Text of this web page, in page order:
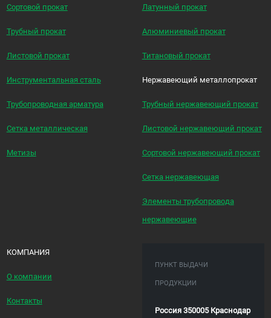
Сортовой прокат
Трубный прокат
Листовой прокат
Инструментальная сталь
Трубопроводная арматура
Сетка металлическая
Метизы
Латунный прокат
Алюминиевый прокат
Титановый прокат
Нержавеющий металлопрокат
Трубный нержавеющий прокат
Листовой нержавеющий прокат
Сортовой нержавеющий прокат
Сетка нержавеющая
Элементы трубопровода
нержавеющие
КОМПАНИЯ
О компании
Контакты
ПУНКТ ВЫДАЧИ
ПРОДУКЦИИ
Россия 350005 Краснодар